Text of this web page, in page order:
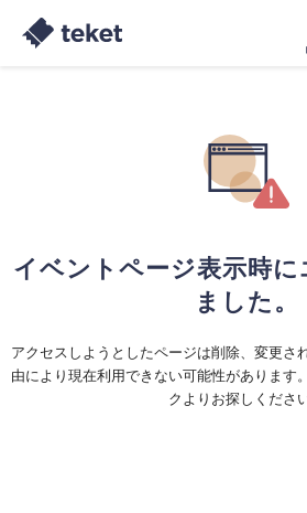
イベントページ表示時に
ました。
アクセスしようとしたページは削除、変更さ
由により現在利用できない可能性があります
クよりお探しください